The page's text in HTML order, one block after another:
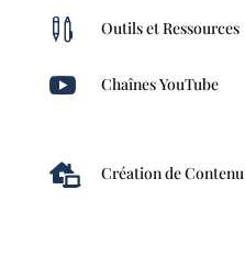
 Outils et Ressources
 Chaînes YouTube
 Création de Contenu